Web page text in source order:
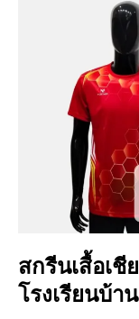
สกรีนเสื้อเชี
โรงเรียนบ้